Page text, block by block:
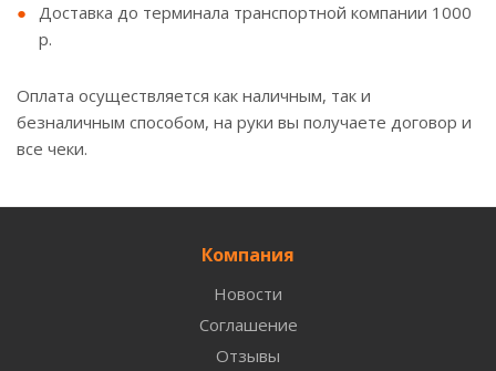
Доставка до терминала транспортной компании 1000
р.
Оплата осуществляется как наличным, так и
безналичным способом, на руки вы получаете договор и
все чеки.
Компания
Новости
Соглашение
Отзывы